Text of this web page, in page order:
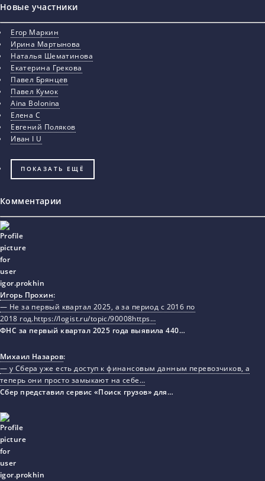
Новые участники
Егор Маркин
Ирина Мартынова
Наталья Шематинова
Екатерина Грекова
Павел Брянцев
Павел Кумок
Aina Bolonina
Елена С
Евгений Поляков
Иван I U
ПОКАЗАТЬ ЕЩЁ
Комментарии
Игорь Прохин:
— Не за первый квартал 2025, а за период с 2016 по
2018 год.https://logist.ru/topic/90008https…
ФНС за первый квартал 2025 года выявила 440…
Михаил Назаров:
— у Сбера уже есть доступ к финансовым данным перевозчиков, а
теперь они просто замыкают на себе…
Сбер представил сервис «Поиск грузов» для…